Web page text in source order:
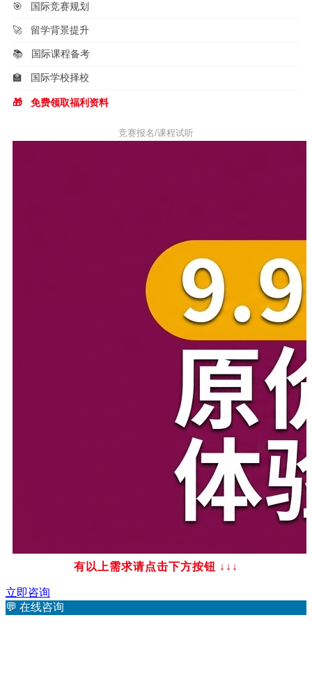
🎯 国际竞赛规划
🚀 留学背景提升
📚 国际课程备考
🏫 国际学校择校
🎁 免费领取福利资料
竞赛报名/课程试听
有以上需求请点击下方按钮 ↓↓↓
立即咨询
💬 在线咨询